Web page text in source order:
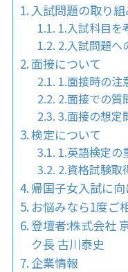
入試問題の取り
1.入試科目を
2.入試問題へ
面接について
1.面接時の注
2.面接での質
3.面接の想定
検定について
1.英語検定の
2.資格試験取
帰国子女入試に
お悩みなら1度ご
登壇者:株式会社
ク長 古川泰史
企業情報